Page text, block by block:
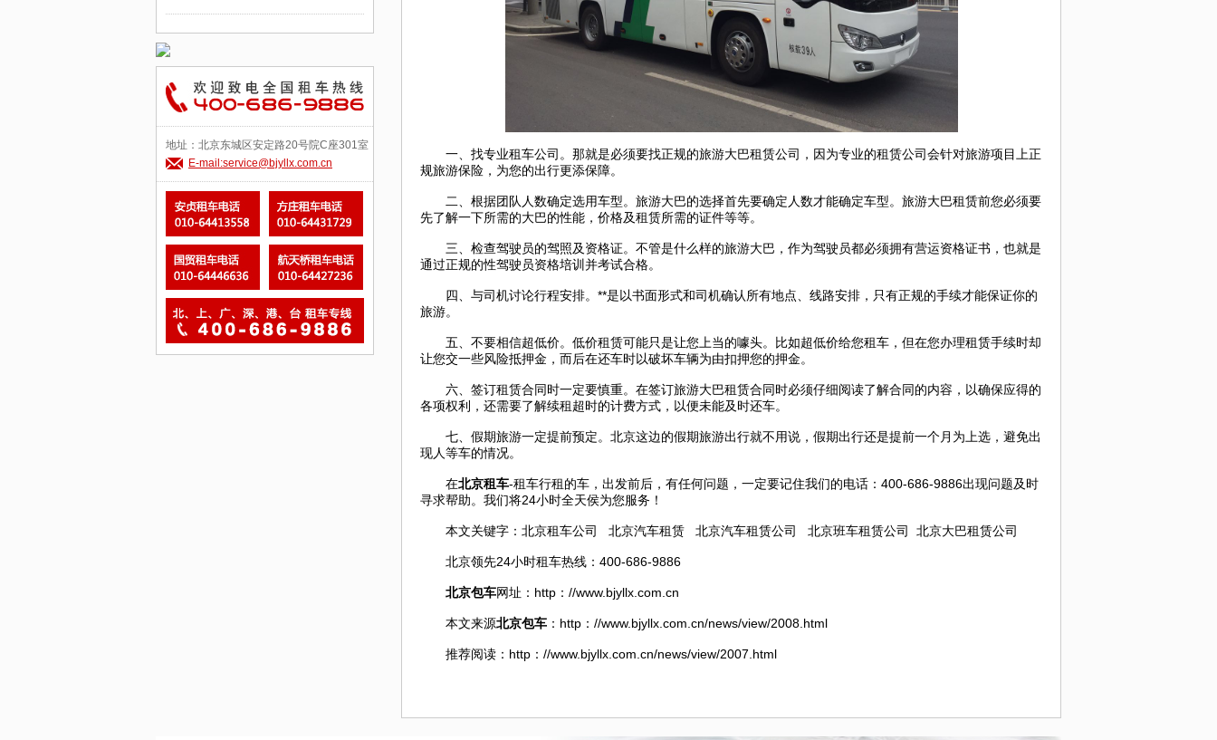
一、找专业租车公司。那就是必须要找正规的旅游大巴租赁公司，因为专业的租赁公司会针对旅游项目上正
规旅游保险，为您的出行更添保障。
二、根据团队人数确定选用车型。旅游大巴的选择首先要确定人数才能确定车型。旅游大巴租赁前您必须要
先了解一下所需的大巴的性能，价格及租赁所需的证件等等。
三、检查驾驶员的驾照及资格证。不管是什么样的旅游大巴，作为驾驶员都必须拥有营运资格证书，也就是
通过正规的性驾驶员资格培训并考试合格。
四、与司机讨论行程安排。**是以书面形式和司机确认所有地点、线路安排，只有正规的手续才能保证你的
旅游。
五、不要相信超低价。低价租赁可能只是让您上当的噱头。比如超低价给您租车，但在您办理租赁手续时却
让您交一些风险抵押金，而后在还车时以破坏车辆为由扣押您的押金。
六、签订租赁合同时一定要慎重。在签订旅游大巴租赁合同时必须仔细阅读了解合同的内容，以确保应得的
各项权利，还需要了解续租超时的计费方式，以便未能及时还车。
七、假期旅游一定提前预定。北京这边的假期旅游出行就不用说，假期出行还是提前一个月为上选，避免出
现人等车的情况。
在北京租车-租车行租的车，出发前后，有任何问题，一定要记住我们的电话：400-686-9886出现问题及时
寻求帮助。我们将24小时全天侯为您服务！
本文关键字：北京租车公司 北京汽车租赁 北京汽车租赁公司 北京班车租赁公司 北京大巴租赁公司
北京领先24小时租车热线：400-686-9886
北京包车网址：http：//www.bjyllx.com.cn
本文来源北京包车 ：http：//www.bjyllx.com.cn/news/view/2008.html
推荐阅读：http：//www.bjyllx.com.cn/news/view/2007.html
地址：北京东城区安定路20号院C座301室
E-mail:service@bjyllx.com.cn